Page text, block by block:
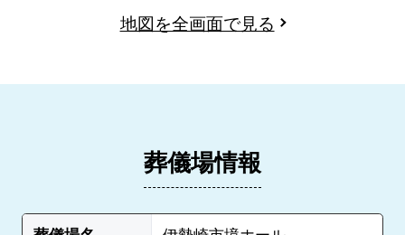
地図を全画面で見る
葬儀場情報